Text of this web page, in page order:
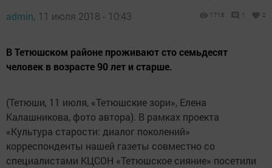
admin, 11 июля 2018 - 10:43 1718 1 2
В Тетюшском районе проживают сто семьдесят
человек в возрасте 90 лет и старше.
(Тетюши, 11 июля, «Тетюшские зори», Елена
Калашникова, фото автора). В рамках проекта
«Культура старости: диалог поколений»
корреспонденты нашей газеты совместно со
специалистами КЦСОН «Тетюшское сияние» посетили